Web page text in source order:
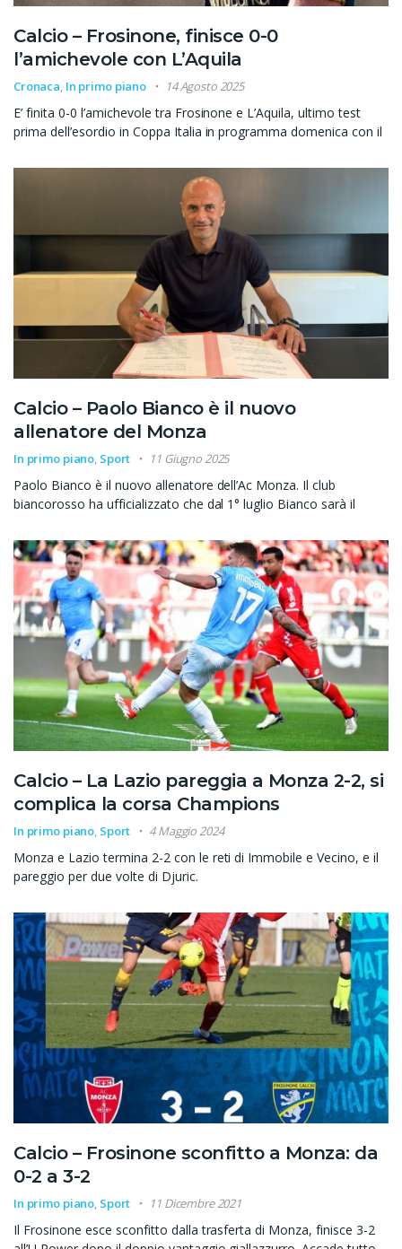
Calcio – Frosinone, finisce 0-0
l’amichevole con L’Aquila
Cronaca In primo piano 14 Agosto 2025
E’ finita 0-0 l’amichevole tra Frosinone e L’Aquila, ultimo test
prima dell’esordio in Coppa Italia in programma domenica con il
Calcio – Paolo Bianco è il nuovo
allenatore del Monza
In primo piano, Sport 11 Giugno 2025
Paolo Bianco è il nuovo allenatore dell’Ac Monza. Il club
biancorosso ha ufficializzato che dal 1° luglio Bianco sarà il
Calcio – La Lazio pareggia a Monza 2-2, si
complica la corsa Champions
In primo piano, Sport 4 Maggio 2024
Monza e Lazio termina 2-2 con le reti di Immobile e Vecino, e il
pareggio per due volte di Djuric.
Calcio – Frosinone sconfitto a Monza: da
0-2 a 3-2
In primo piano, Sport 11 Dicembre 2021
Il Frosinone esce sconfitto dalla trasferta di Monza, finisce 3-2